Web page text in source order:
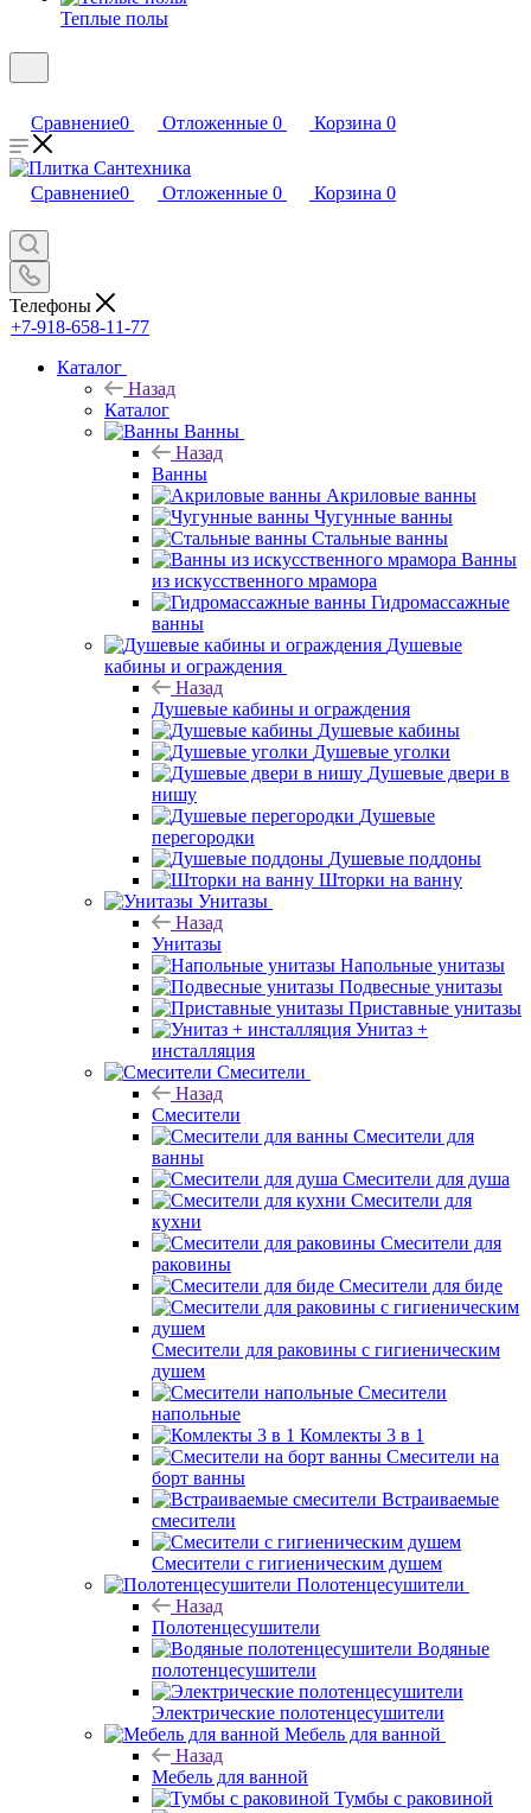
Теплые полы
Сравнение0 Отложенные 0 Корзина 0
Сравнение0 Отложенные 0 Корзина 0
Телефоны
+7-918-658-11-77
Каталог
Назад
Каталог
Ванны
Назад
Ванны
Акриловые ванны
Чугунные ванны
Стальные ванны
Ванны
из искусственного мрамора
Гидромассажные
ванны
Душевые
кабины и ограждения
Назад
Душевые кабины и ограждения
Душевые кабины
Душевые уголки
Душевые двери в
нишу
Душевые
перегородки
Душевые поддоны
Шторки на ванну
Унитазы
Назад
Унитазы
Напольные унитазы
Подвесные унитазы
Приставные унитазы
Унитаз +
инсталляция
Смесители
Назад
Смесители
Смесители для
ванны
Смесители для душа
Смесители для
кухни
Смесители для
раковины
Смесители для биде
Смесители для раковины с гигиеническим
душем
Смесители
напольные
Комлекты 3 в 1
Смесители на
борт ванны
Встраиваемые
смесители
Смесители с гигиеническим душем
Полотенцесушители
Назад
Полотенцесушители
Водяные
полотенцесушители
Электрические полотенцесушители
Мебель для ванной
Назад
Мебель для ванной
Тумбы с раковиной